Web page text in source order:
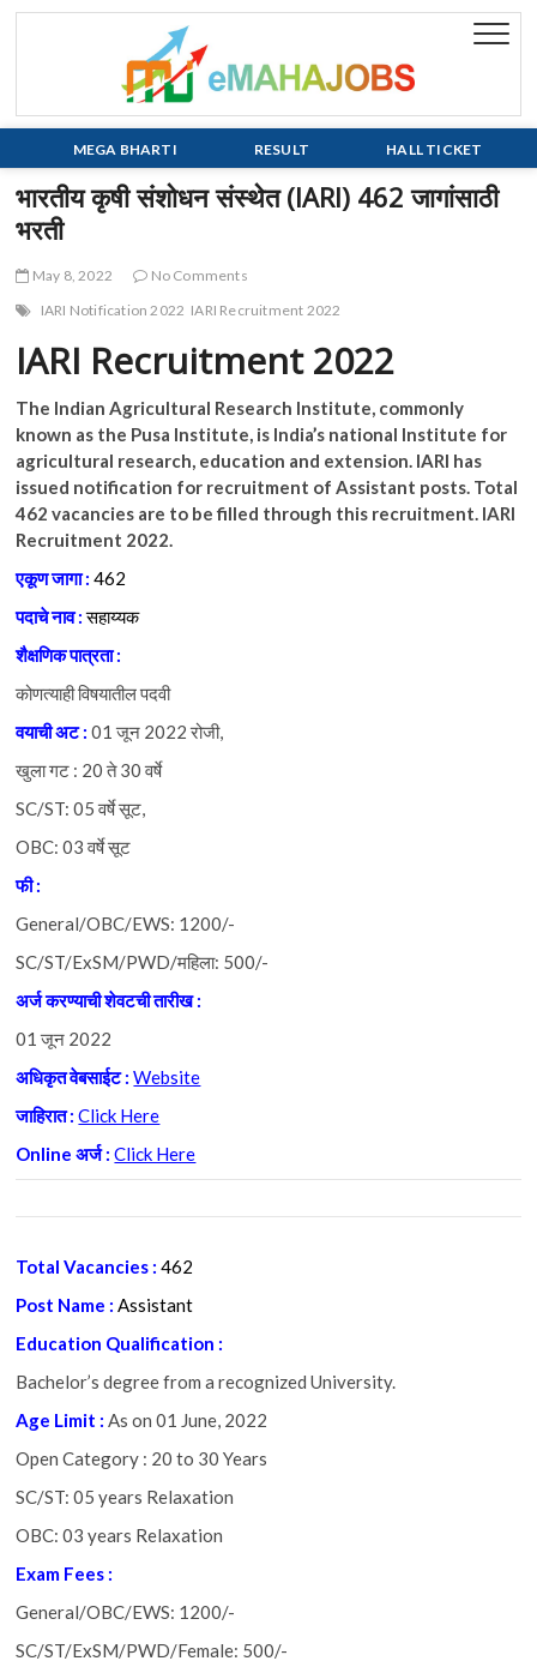
Skip
MEGA BHARTI RESULT HALL TICKET
भारतीय कृषी संशोधन संस्थेत (IARI) 462 जागांसाठी
भरती
May 8, 2022
No Comments
IARI Notification 2022 IARI Recruitment 2022
IARI Recruitment 2022
The Indian Agricultural Research Institute, commonly
known as the Pusa Institute, is India’s national Institute for
agricultural research, education and extension. IARI has
issued notification for recruitment of Assistant posts. Total
462 vacancies are to be filled through this recruitment. IARI
Recruitment 2022.
एकूण जागा :462
पदाचे नाव :सहाय्यक
शैक्षणिक पात्रता :
कोणत्याही विषयातील पदवी
वयाची अट : 01 जून 2022 रोजी,
खुला गट : 20 ते 30 वर्षे
SC/ST: 05 वर्षे सूट,
OBC: 03 वर्षे सूट
फी :
General/OBC/EWS: 1200/-
SC/ST/ExSM/PWD/महिला: 500/-
अर्ज करण्याची शेवटची तारीख :
01 जून 2022
अधिकृत वेबसाईट :Website
जाहिरात :Click Here
Online अर्ज :Click Here
Total Vacancies :462
Post Name :Assistant
Education Qualification :
Bachelor’s degree from a recognized University.
Age Limit :As on 01 June, 2022
Open Category : 20 to 30 Years
SC/ST: 05 years Relaxation
OBC: 03 years Relaxation
Exam Fees :
General/OBC/EWS: 1200/-
SC/ST/ExSM/PWD/Female: 500/-